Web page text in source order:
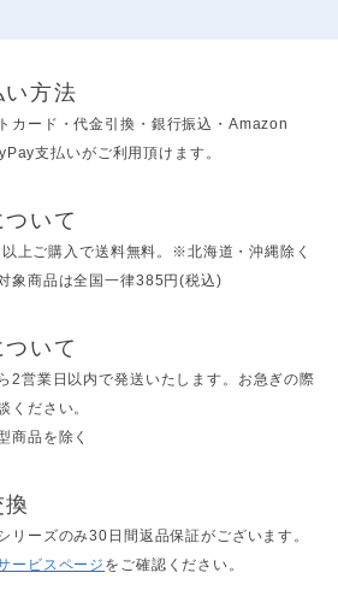
い方法
カード・代金引換・銀行振込・Amazon
支払いがご利用頂けます。
いて
上ご購入で送料無料。※北海道・沖縄除く
象商品は全国一律385円(税込)
いて
2営業日以内で発送いたします。お急ぎの際
ください。
商品を除く
リーズのみ30日間返品保証がございます。
ービスページ をご確認ください。